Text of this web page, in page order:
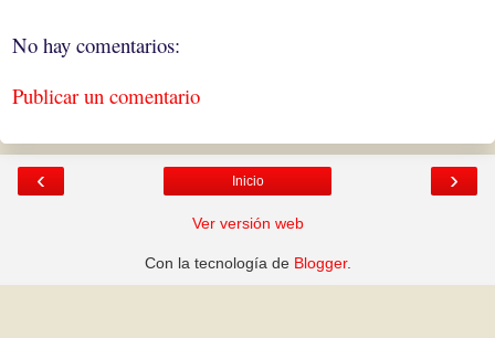
No hay comentarios:
Publicar un comentario
‹ ›
Inicio
Ver versión web
Con la tecnología de Blogger.